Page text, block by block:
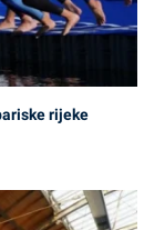
rijeke